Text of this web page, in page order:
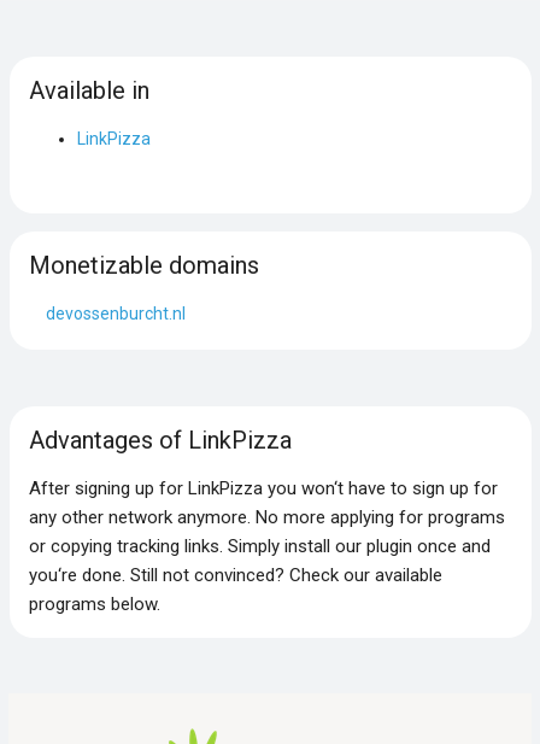
Available in
LinkPizza
Monetizable domains
devossenburcht.nl
Advantages of LinkPizza
After signing up for LinkPizza you won‘t have to sign up for
any other network anymore. No more applying for programs
or copying tracking links. Simply install our plugin once and
you‘re done. Still not convinced? Check our available
programs below.